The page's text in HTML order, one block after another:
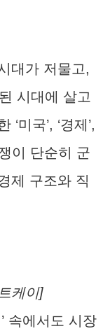
대가 저물고,
시대에 살고
미국’, ‘경제’,
이 단순히 군
제 구조와 직
케이]
속에서도 시장